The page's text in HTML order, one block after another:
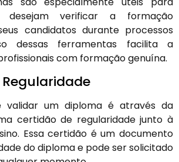
desejam verificar a formação
candidatos durante processos
dessas ferramentas facilita a
com formação genuína.
validar um diploma é através da
certidão de regularidade junto à
Essa certidão é um documento
do diploma e pode ser solicitado